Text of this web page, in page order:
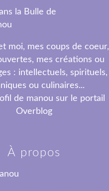
moi, mes coups de coeur,
mes créations ou
: intellectuels, spirituels,
ou culinaires...
de manou sur le portail
Overblog
À propos